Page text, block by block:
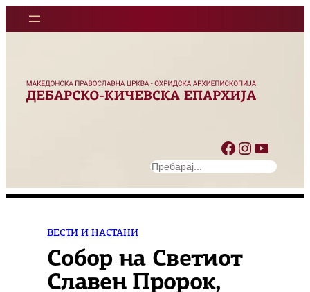
Facebook Instagram YouTube
S
a
ВЕСТИ И НАСТАНИ
Собор на Светиот
Славен Пророк,